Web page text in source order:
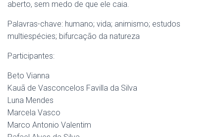
aberto, sem medo de que ele caia.
Palavras-chave: humano; vida; animismo; estudos
multiespécies; bifurcação da natureza
Participantes:
Beto Vianna
Kauã de Vasconcelos Favilla da Silva
Luna Mendes
Marcela Vasco
Marco Antonio Valentim